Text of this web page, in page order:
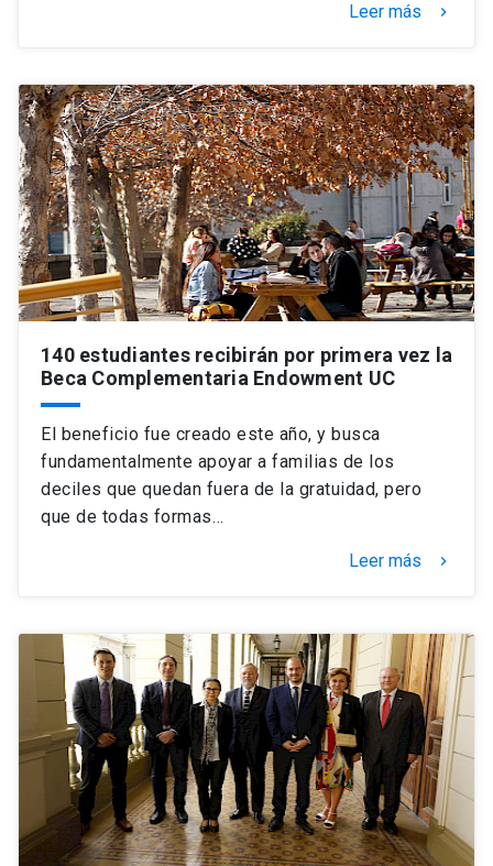
Leer más keyboard_arrow_right
140 estudiantes recibirán por primera vez la
Beca Complementaria Endowment UC
El beneficio fue creado este año, y busca
fundamentalmente apoyar a familias de los
deciles que quedan fuera de la gratuidad, pero
que de todas formas…
Leer más keyboard_arrow_right